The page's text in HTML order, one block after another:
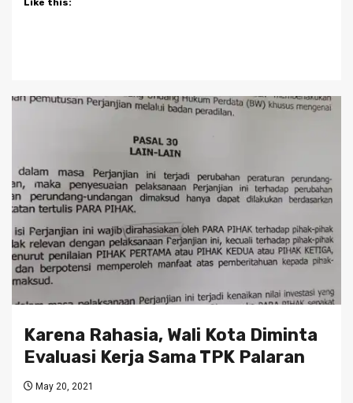
Like this:
Karena Rahasia, Wali Kota Diminta
Evaluasi Kerja Sama TPK Palaran
May 20, 2021